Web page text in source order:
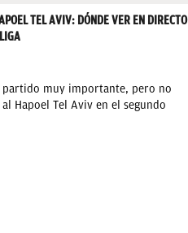
TEL AVIV: DÓNDE VER EN DIRECTO
partido muy importante, pero no
Hapoel Tel Aviv en el segundo